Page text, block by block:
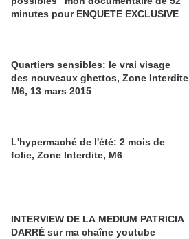
minutes pour ENQUETE EXCLUSIVE
Quartiers sensibles: le vrai visage
des nouveaux ghettos, Zone Interdite
M6, 13 mars 2015
L'hypermaché de l'été: 2 mois de
folie, Zone Interdite, M6
INTERVIEW DE LA MEDIUM PATRICIA
DARRÉ sur ma chaîne youtube